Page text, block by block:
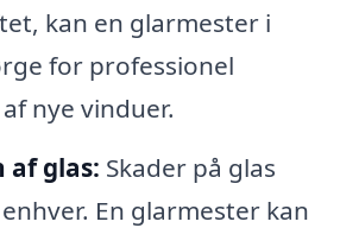
kan en glarmester i
for professionel
nye vinduer.
af glas: Skader på glas
En glarmester kan